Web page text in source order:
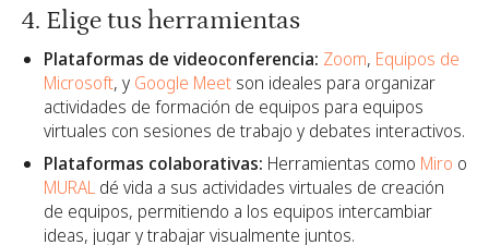
4. Elige tus herramientas
Plataformas de videoconferencia: Zoom, Equipos de
Microsoft, y Google Meet son ideales para organizar
actividades de formación de equipos para equipos
virtuales con sesiones de trabajo y debates interactivos.
Plataformas colaborativas: Herramientas como Miro o
MURAL dé vida a sus actividades virtuales de creación
de equipos, permitiendo a los equipos intercambiar
ideas, jugar y trabajar visualmente juntos.